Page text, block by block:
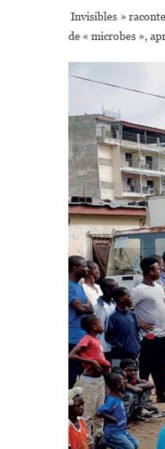
Invisibles »
de « microbes »,